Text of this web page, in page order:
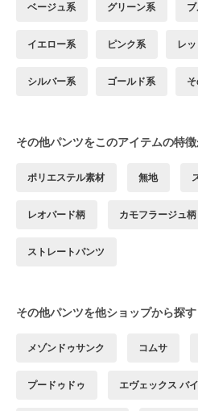
ベージュ系 グリーン系
イエロー系 ピンク系 レ
シルバー系 ゴールド系
その他パンツをこのアイテムの特
ポリエステル素材 無地
レオパード柄 カモフラージュ柄
ストレートパンツ
その他パンツを他ショップから探す
メゾンドゥサンク コムサ
プードゥドゥ エヴェックス バ